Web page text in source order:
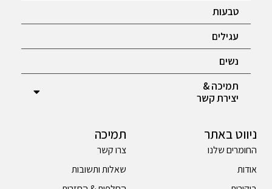
טבעות
עגילים
נשים
תמיכה &
יצירת קשר
ניווט באתר
החומרים שלנו
אודות
תמיכה
צרו קשר
שאלות ותשובות